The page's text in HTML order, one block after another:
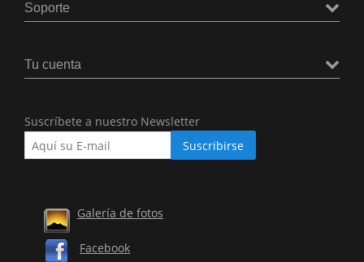
Soporte
Tu cuenta
Suscríbete a nuestro Newsletter
Galería de fotos
Facebook